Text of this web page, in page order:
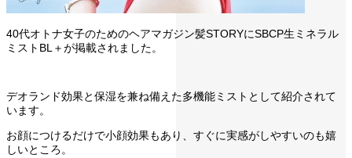
40代オトナ女子のためのヘアマガジン髪STORYにSBCP生ミネラル
ミストBL＋が掲載されました。
デオランド効果と保湿を兼ね備えた多機能ミストとして紹介されて
います。
お顔につけるだけで小顔効果もあり、すぐに実感がしやすいのも嬉
しいところ。